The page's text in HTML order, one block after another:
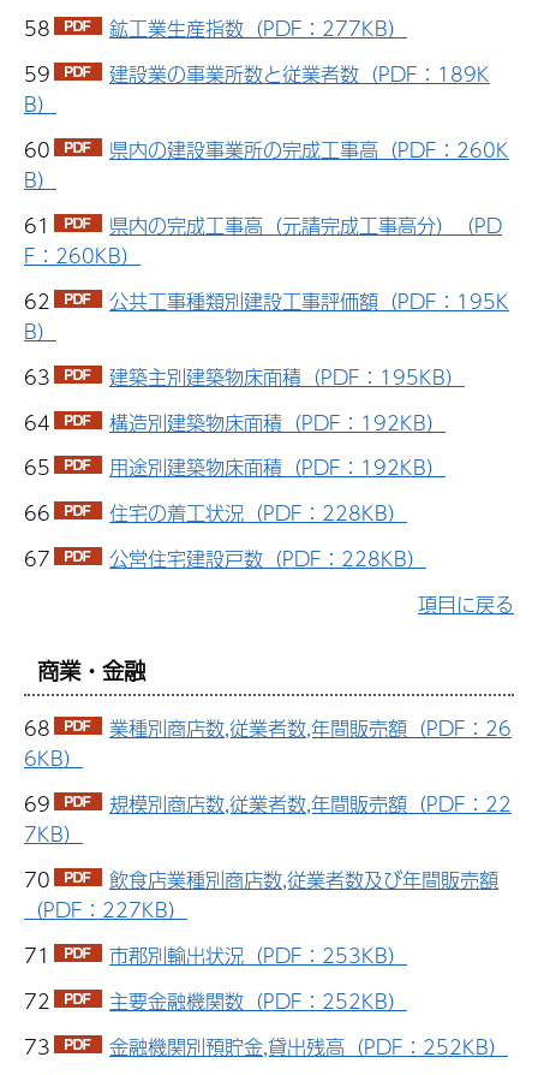
58
鉱工業生産指数（PDF：277KB）
59
建設業の事業所数と従業者数（PDF：189K
B）
60
県内の建設事業所の完成工事高（PDF：260K
B）
61
県内の完成工事高（元請完成工事高分）（PD
F：260KB）
62
公共工事種類別建設工事評価額（PDF：195K
B）
63
建築主別建築物床面積（PDF：195KB）
64
構造別建築物床面積（PDF：192KB）
65
用途別建築物床面積（PDF：192KB）
66
住宅の着工状況（PDF：228KB）
67
公営住宅建設戸数（PDF：228KB）
項目に戻る
商業・金融
68
業種別商店数,従業者数,年間販売額（PDF：26
6KB）
69
規模別商店数,従業者数,年間販売額（PDF：22
7KB）
70
飲食店業種別商店数,従業者数及び年間販売額
（PDF：227KB）
71
市郡別輸出状況（PDF：253KB）
72
主要金融機関数（PDF：252KB）
73
金融機関別預貯金,貸出残高（PDF：252KB）